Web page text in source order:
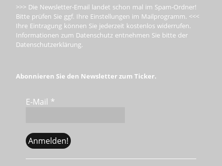
>>> Die Newsletter-Email landet schon mal im Spam-Ordner!
Bitte prüfen Sie ggf. Ihre Einstellungen im Mailprogramm. <<<
Ihre Eintragung können Sie jederzeit kostenlos widerrufen.
Informationen zum Datenschutz entnehmen Sie bitte der
Datenschutzerklärung.
Abonnieren Sie den Newsletter zum Ticker.
E-Mail *